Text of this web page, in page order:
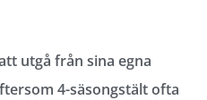
utgå från sina egna
4-säsongstält ofta